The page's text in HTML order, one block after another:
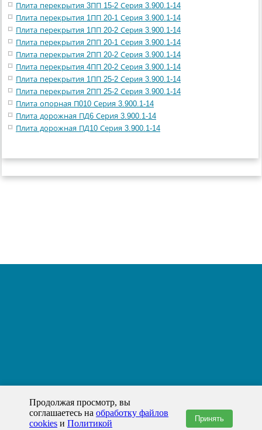
Плита перекрытия 3ПП 15-2 Серия 3.900.1-14
Плита перекрытия 1ПП 20-1 Серия 3.900.1-14
Плита перекрытия 1ПП 20-2 Серия 3.900.1-14
Плита перекрытия 2ПП 20-1 Серия 3.900.1-14
Плита перекрытия 2ПП 20-2 Серия 3.900.1-14
Плита перекрытия 4ПП 20-2 Серия 3.900.1-14
Плита перекрытия 1ПП 25-2 Серия 3.900.1-14
Плита перекрытия 2ПП 25-2 Серия 3.900.1-14
Плита опорная П010 Серия 3.900.1-14
Плита дорожная ПД6 Серия 3.900.1-14
Плита дорожная ПД10 Серия 3.900.1-14
Продолжая просмотр, вы
соглашаетесь на обработку файлов
cookies и Политикой
Принять